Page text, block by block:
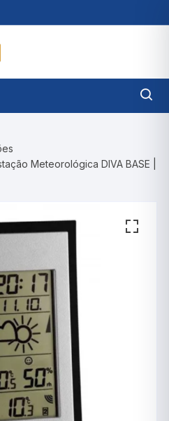
Meteorológica DIVA BASE |